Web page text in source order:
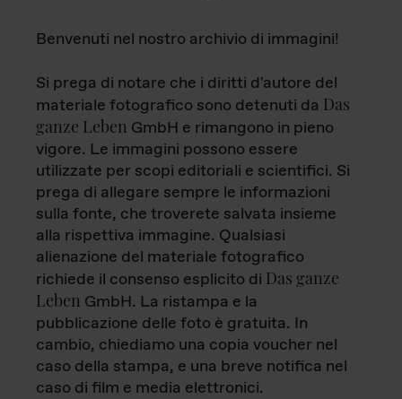
Benvenuti nel nostro archivio di immagini!
Si prega di notare che i diritti d'autore del
materiale fotografico sono detenuti da Das
ganze Leben GmbH e rimangono in pieno
vigore. Le immagini possono essere
utilizzate per scopi editoriali e scientifici. Si
prega di allegare sempre le informazioni
sulla fonte, che troverete salvata insieme
alla rispettiva immagine. Qualsiasi
alienazione del materiale fotografico
richiede il consenso esplicito di Das ganze
Leben GmbH. La ristampa e la
pubblicazione delle foto è gratuita. In
cambio, chiediamo una copia voucher nel
caso della stampa, e una breve notifica nel
caso di film e media elettronici.